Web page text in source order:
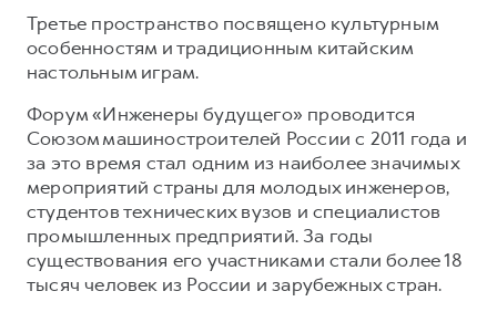
Третье пространство посвящено культурным
особенностям и традиционным китайским
настольным играм.
Форум «Инженеры будущего» проводится
Союзом машиностроителей России с 2011 года и
за это время стал одним из наиболее значимых
мероприятий страны для молодых инженеров,
студентов технических вузов и специалистов
промышленных предприятий. За годы
существования его участниками стали более 18
тысяч человек из России и зарубежных стран.